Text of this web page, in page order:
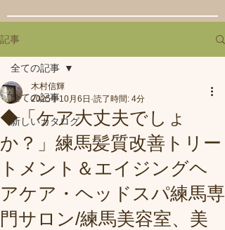
記事
全ての記事
新しいカタログ
全ての記事
◆「ケア大丈夫でしょ
か？」練馬髪質改善トリー
トメント＆エイジングヘ
アケア・ヘッドスパ練馬専
門サロン/練馬美容室、美
木村信輝
2025年10月6日 読了時間: 4分